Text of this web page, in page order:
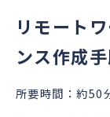
リモート
ンス作成
所要時間：約50